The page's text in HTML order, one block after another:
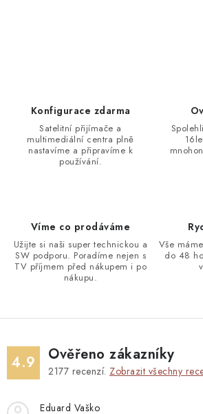
Konfigurace zdarma
Satelitní přijímače a
multimediální centra plně
nastavíme a připravíme k
používání.
Víme co prodáváme
Užijte si naši super technickou a
SW podporu. Poradíme nejen s
TV příjmem před nákupem i po
nákupu.
Vše
do 48
4.9 Ověřeno zákazníky
2177 recenzí. Zobrazit všechny
Eduard Vaško